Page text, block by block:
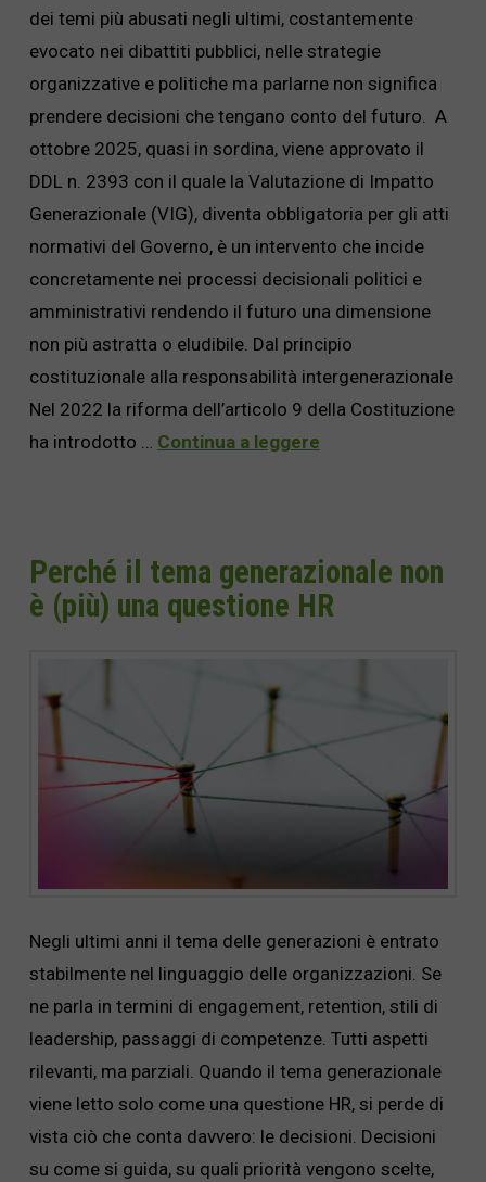
dei temi più abusati negli ultimi, costantemente
evocato nei dibattiti pubblici, nelle strategie
organizzative e politiche ma parlarne non significa
prendere decisioni che tengano conto del futuro. A
ottobre 2025, quasi in sordina, viene approvato il
DDL n. 2393 con il quale la Valutazione di Impatto
Generazionale (VIG), diventa obbligatoria per gli atti
normativi del Governo, è un intervento che incide
concretamente nei processi decisionali politici e
amministrativi rendendo il futuro una dimensione
non più astratta o eludibile. Dal principio
costituzionale alla responsabilità intergenerazionale
Nel 2022 la riforma dell’articolo 9 della Costituzione
ha introdotto … Continua a leggere
Perché il tema generazionale non
è (più) una questione HR
Negli ultimi anni il tema delle generazioni è entrato
stabilmente nel linguaggio delle organizzazioni. Se
ne parla in termini di engagement, retention, stili di
leadership, passaggi di competenze. Tutti aspetti
rilevanti, ma parziali. Quando il tema generazionale
viene letto solo come una questione HR, si perde di
vista ciò che conta davvero: le decisioni. Decisioni
su come si guida, su quali priorità vengono scelte,